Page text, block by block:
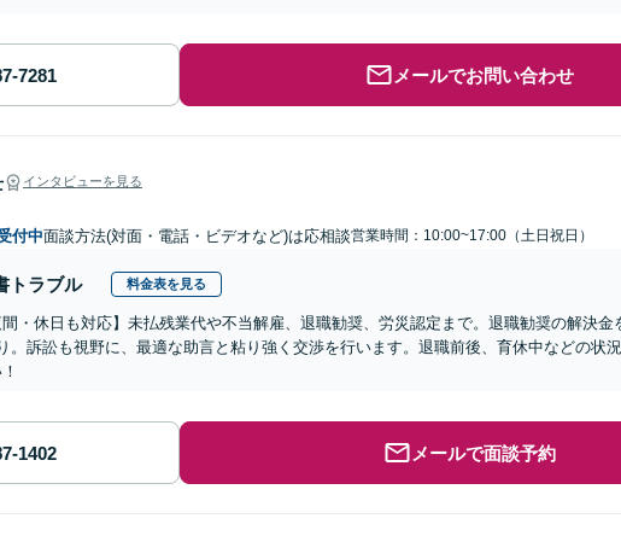
メールでお問い合わせ
インタビューを見る
付中面談方法(対面・電話・ビデオなど)は応相談営業時間：10:00~17:00（土日祝日）
トラブル 料金表を見る
間・休日も対応】未払残業代や不当解雇、退職勧奨、労災認定まで。退職勧奨の解決金
。訴訟も視野に、最適な助言と粘り強く交渉を行います。退職前後、育休中などの状況
メールで面談予約